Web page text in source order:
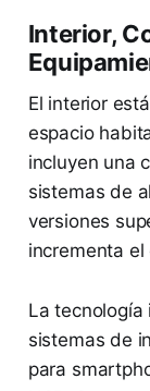
Interior,
El interior
espacio
incluyen una
sistemas de
versiones
incrementa el
La tecnología
sistemas de
para